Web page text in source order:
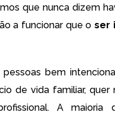
que nunca dizem
a funcionar que oser
bem
de vida familiar,
A